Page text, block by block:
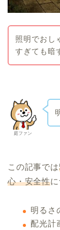
照明でおし
すぎても暗
庭ファン
この記事では
心・安全性
明るさ
配光計